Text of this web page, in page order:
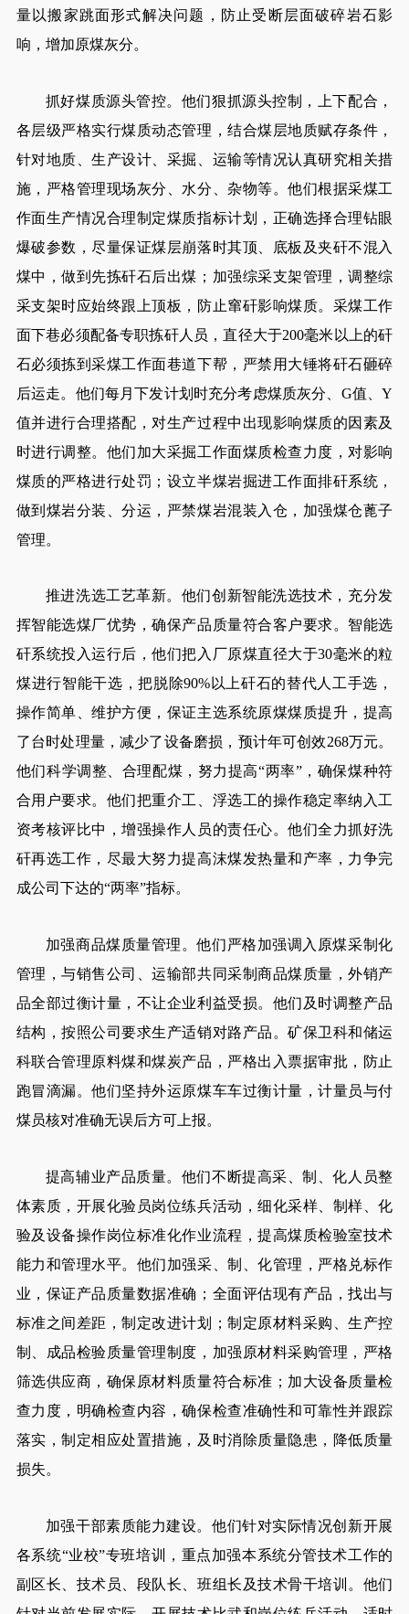
量以搬家跳面形式解决问题，防止受断层面破碎岩石影
响，增加原煤灰分。
抓好煤质源头管控。他们狠抓源头控制，上下配合，
各层级严格实行煤质动态管理，结合煤层地质赋存条件，
针对地质、生产设计、采掘、运输等情况认真研究相关措
施，严格管理现场灰分、水分、杂物等。他们根据采煤工
作面生产情况合理制定煤质指标计划，正确选择合理钻眼
爆破参数，尽量保证煤层崩落时其顶、底板及夹矸不混入
煤中，做到先拣矸石后出煤；加强综采支架管理，调整综
采支架时应始终跟上顶板，防止窜矸影响煤质。采煤工作
面下巷必须配备专职拣矸人员，直径大于200毫米以上的矸
石必须拣到采煤工作面巷道下帮，严禁用大锤将矸石砸碎
后运走。他们每月下发计划时充分考虑煤质灰分、G值、Y
值并进行合理搭配，对生产过程中出现影响煤质的因素及
时进行调整。他们加大采掘工作面煤质检查力度，对影响
煤质的严格进行处罚；设立半煤岩掘进工作面排矸系统，
做到煤岩分装、分运，严禁煤岩混装入仓，加强煤仓蓖子
管理。
推进洗选工艺革新。他们创新智能洗选技术，充分发
挥智能选煤厂优势，确保产品质量符合客户要求。智能选
矸系统投入运行后，他们把入厂原煤直径大于30毫米的粒
煤进行智能干选，把脱除90%以上矸石的替代人工手选，
操作简单、维护方便，保证主选系统原煤煤质提升，提高
了台时处理量，减少了设备磨损，预计年可创效268万元。
他们科学调整、合理配煤，努力提高“两率”，确保煤种符
合用户要求。他们把重介工、浮选工的操作稳定率纳入工
资考核评比中，增强操作人员的责任心。他们全力抓好洗
矸再选工作，尽最大努力提高沫煤发热量和产率，力争完
成公司下达的“两率”指标。
加强商品煤质量管理。他们严格加强调入原煤采制化
管理，与销售公司、运输部共同采制商品煤质量，外销产
品全部过衡计量，不让企业利益受损。他们及时调整产品
结构，按照公司要求生产适销对路产品。矿保卫科和储运
科联合管理原料煤和煤炭产品，严格出入票据审批，防止
跑冒滴漏。他们坚持外运原煤车车过衡计量，计量员与付
煤员核对准确无误后方可上报。
提高辅业产品质量。他们不断提高采、制、化人员整
体素质，开展化验员岗位练兵活动，细化采样、制样、化
验及设备操作岗位标准化作业流程，提高煤质检验室技术
能力和管理水平。他们加强采、制、化管理，严格兑标作
业，保证产品质量数据准确；全面评估现有产品，找出与
标准之间差距，制定改进计划；制定原材料采购、生产控
制、成品检验质量管理制度，加强原材料采购管理，严格
筛选供应商，确保原材料质量符合标准；加大设备质量检
查力度，明确检查内容，确保检查准确性和可靠性并跟踪
落实，制定相应处置措施，及时消除质量隐患，降低质量
损失。
加强干部素质能力建设。他们针对实际情况创新开展
各系统“业校”专班培训，重点加强本系统分管技术工作的
副区长、技术员、段队长、班组长及技术骨干培训。他们